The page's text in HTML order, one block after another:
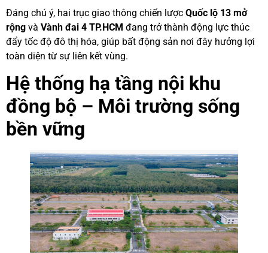
Đáng chú ý, hai trục giao thông chiến lược Quốc lộ 13 mở
rộng và Vành đai 4 TP.HCM đang trở thành động lực thúc
đẩy tốc độ đô thị hóa, giúp bất động sản nơi đây hưởng lợi
toàn diện từ sự liên kết vùng.
Hệ thống hạ tầng nội khu
đồng bộ – Môi trường sống
bền vững